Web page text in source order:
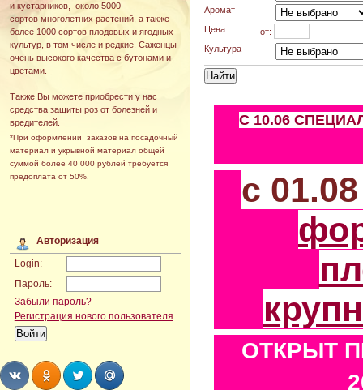
и кустарников, около 5000
сортов многолетних растений, а также
более 1000 сортов плодовых и ягодных
культур, в том числе и редкие. Саженцы
очень высокого качества с бутонами и
цветами.
Также Вы можете приобрести у нас
средства защиты роз от болезней и
вредителей.
*При оформлении заказов на посадочный
материал и укрывной материал общей
суммой более 40 000 рублей требуется
предоплата от 50%.
Авторизация
Login:
Пароль:
Забыли пароль?
Регистрация нового пользователя
Аромат
Цена
от:
Культура
С 10.06
с
ОТКРЫТ